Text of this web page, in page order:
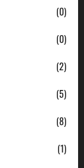
(0)
(0)
(2)
(5)
(8)
(1)